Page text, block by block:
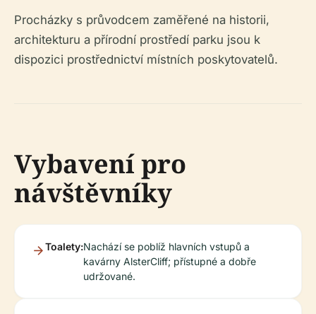
Procházky s průvodcem zaměřené na historii,
architekturu a přírodní prostředí parku jsou k
dispozici prostřednictví místních poskytovatelů.
Vybavení pro
návštěvníky
Toalety:Nachází se poblíž hlavních vstupů a
kavárny AlsterCliff; přístupné a dobře
udržované.